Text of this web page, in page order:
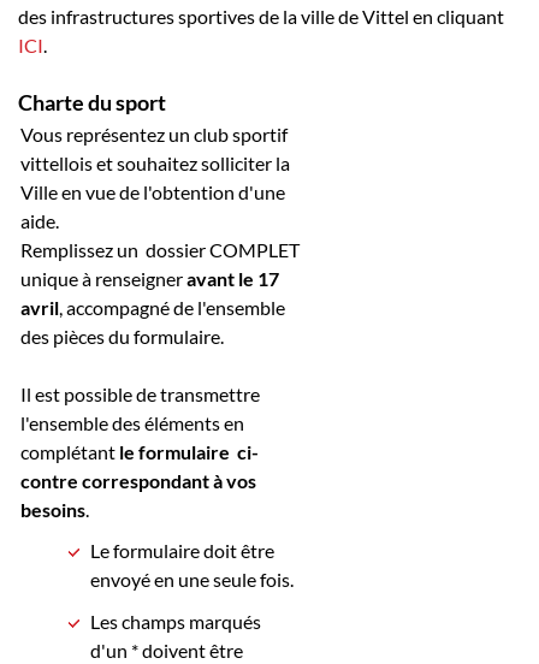
des infrastructures sportives de la ville de Vittel en cliquant
ICI.
Charte du sport
Vous représentez un club sportif
vittellois et souhaitez solliciter la
Ville en vue de l'obtention d'une
aide.
Remplissez un dossier COMPLET
unique à renseigneravant le 17
avril, accompagné de l'ensemble
des pièces du formulaire.
Il est possible de transmettre
l'ensemble des éléments en
complétant le formulaire ci-
contre correspondant à vos
besoins.
Le formulaire doit être
envoyé en une seule fois.
Les champs marqués
d'un * doivent être